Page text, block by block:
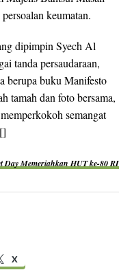
keumatan.
dipimpin Syech Al
tanda persaudaraan,
berupa buku Manifesto
tamah dan foto bersama,
semangat
Day Memeriahkan HUT ke-80 RI
X